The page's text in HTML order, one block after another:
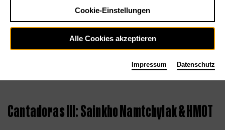
Cantadoras III: Sainkho Namtchylak & HMOT
Cookie-Einstellungen
Alle Cookies akzeptieren
Impressum Datenschutz